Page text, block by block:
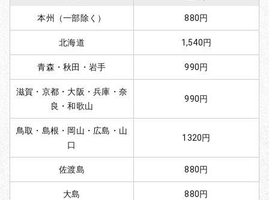
本州（一部除く） 880円
北海道 1,540円
青森・秋田・岩手 990円
滋賀・京都・大阪・兵庫・奈
良・和歌山
990円
鳥取・島根・岡山・広島・山
口
1320円
佐渡島 880円
大島 880円